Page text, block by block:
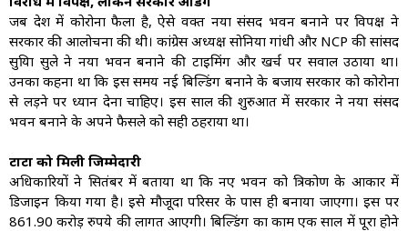
जब देश में कोरोना फैला है, ऐसे वक्त नया संसद भवन बनाने पर विपक्ष ने
सरकार की आलोचना की थी। कांग्रेस अध्यक्ष सोनिया गांधी और NCP की सांसद
सुप्रिया सुले ने नया भवन बनाने की टाइमिंग और खर्च पर सवाल उठाया था।
उनका कहना था कि इस समय नई बिल्डिंग बनाने के बजाय सरकार को कोरोना
से लड़ने पर ध्यान देना चाहिए। इस साल की शुरुआत में सरकार ने नया संसद
भवन बनाने के अपने फैसले को सही ठहराया था।
टाटा को मिली जिम्मेदारी
अधिकारियों ने सितंबर में बताया था कि नए भवन को त्रिकोण के आकार में
डिजाइन किया गया है। इसे मौजूदा परिसर के पास ही बनाया जाएगा। इस पर
861.90 करोड़ रुपये की लागत आएगी। बिल्डिंग का काम एक साल में पूरा होने